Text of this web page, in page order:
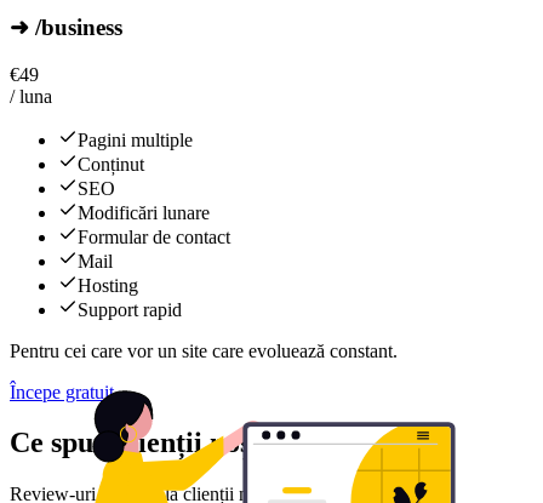
➜ /business
€49
/ luna
Pagini multiple
Conținut
SEO
Modificări lunare
Formular de contact
Mail
Hosting
Support rapid
Pentru cei care vor un site care evoluează constant.
Începe gratuit
Ce spun clienții noștri
Review-uri reale de la clienții noștri mulțumiți